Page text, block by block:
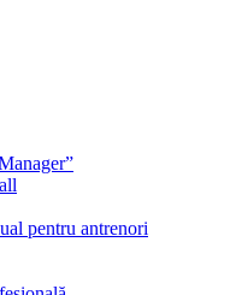
pentru antrenori